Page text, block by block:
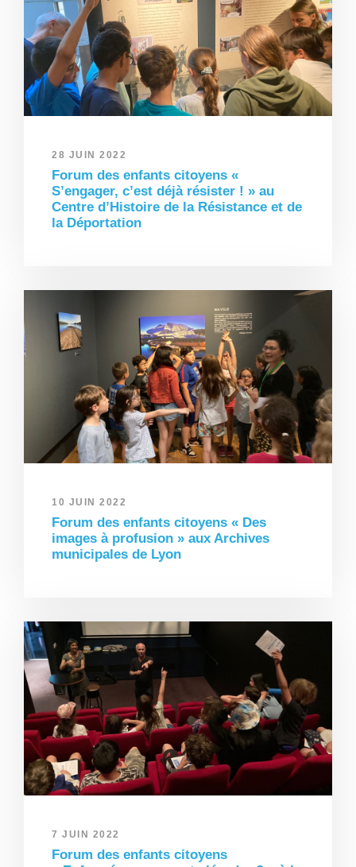
28 JUIN 2022
Forum des enfants citoyens «
S’engager, c’est déjà résister ! » au
Centre d’Histoire de la Résistance et de
la Déportation
10 JUIN 2022
Forum des enfants citoyens « Des
images à profusion » aux Archives
municipales de Lyon
7 JUIN 2022
Forum des enfants citoyens